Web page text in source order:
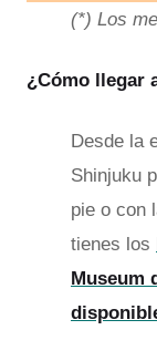
(*) Los
¿Cómo llegar
Desde la
Shinjuku
pie o con
tienes los
Museum